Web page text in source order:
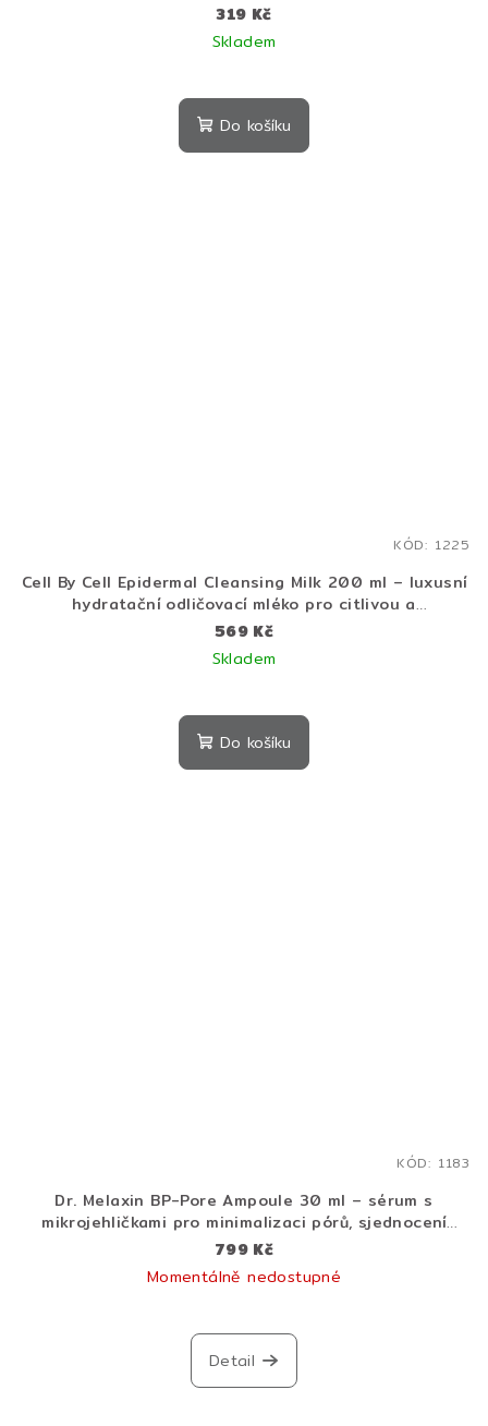
319 Kč
Skladem
Do košíku
Cell By Cell Epidermal Cleansing Milk 200 ml – luxusní
hydratační odličovací mléko pro citlivou a
dehydratovanou pleť
569 Kč
Skladem
Do košíku
KÓD: 1225
Dr. Melaxin BP-Pore Ampoule 30 ml – sérum s
mikrojehličkami pro minimalizaci pórů, sjednocení
textury a hydrataci pleti
799 Kč
Momentálně nedostupné
Detail
KÓD: 1183